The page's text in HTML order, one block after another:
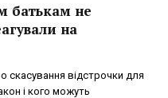
батькам не
на
скасування відстрочки для
і кого можуть